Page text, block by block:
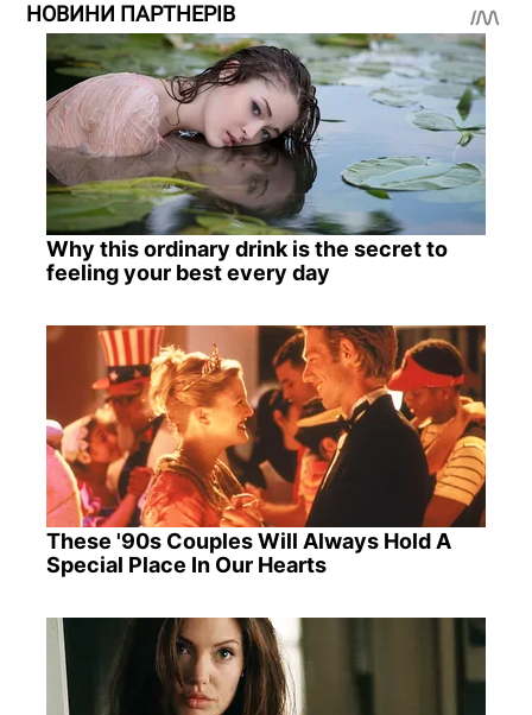
НОВИНИ ПАРТНЕРІВ
Why this ordinary drink is the secret to
feeling your best every day
These '90s Couples Will Always Hold A
Special Place In Our Hearts